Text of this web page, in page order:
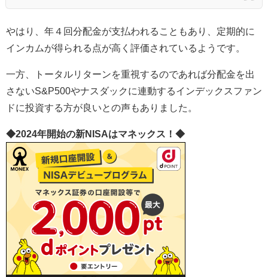
やはり、年４回分配金が支払われることもあり、定期的に
インカムが得られる点が高く評価されているようです。
一方、トータルリターンを重視するのであれば分配金を出
さないS&P500やナスダックに連動するインデックスファン
ドに投資する方が良いとの声もありました。
◆2024年開始の新NISAはマネックス！◆